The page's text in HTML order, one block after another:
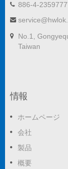
886-4-
No.1,
Taiwan
情報
ホームページ
会社
製品
概要